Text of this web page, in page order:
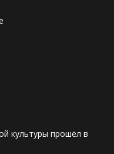
культуры прошёл в